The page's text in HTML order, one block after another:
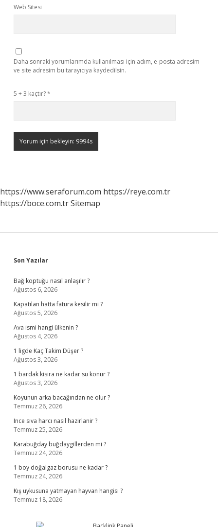
Web Sitesi
Daha sonraki yorumlarımda kullanılması için adım, e-posta adresim
ve site adresim bu tarayıcıya kaydedilsin.
5 + 3 kaçtır?*
https://www.seraforum.com https://reye.com.tr
https://boce.com.trSitemap
Sidebar
Son Yazılar
Bağ koptuğu nasıl anlaşılır ?
Ağustos 6, 2026
Kapatılan hatta fatura kesilir mi ?
Ağustos 5, 2026
Ava ismi hangi ülkenin ?
Ağustos 4, 2026
1 ligde Kaç Takim Düşer ?
Ağustos 3, 2026
1 bardak kisira ne kadar su konur ?
Ağustos 3, 2026
Koyunun arka bacağından ne olur ?
Temmuz 26, 2026
Ince sıva harcı nasıl hazirlanir ?
Temmuz 25, 2026
Karabuğday buğdaygillerden mi ?
Temmuz 24, 2026
1 boy doğalgaz borusu ne kadar ?
Temmuz 24, 2026
Kış uykusuna yatmayan hayvan hangisi ?
Temmuz 18, 2026